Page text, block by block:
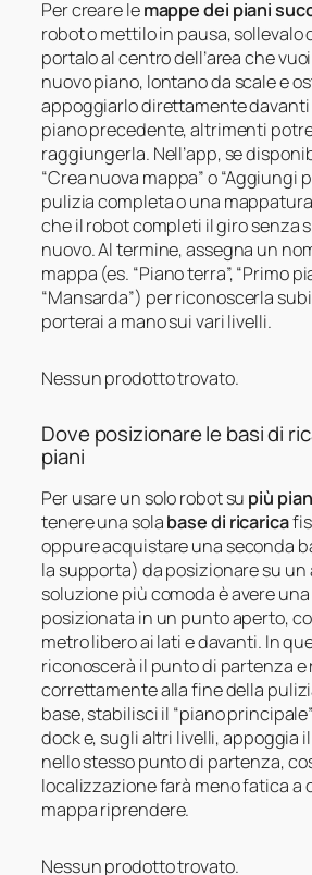
Per creare lemappe dei piani
robot o mettilo in pausa, sollevalo
portalo al centro dell’area che
nuovo piano, lontano da scale e
appoggiarlo direttamente davanti
piano precedente, altrimenti
raggiungerla. Nell’app, se
“Crea nuova mappa” o “Aggiungi
pulizia completa o una
che il robot completi il giro senza
nuovo. Al termine, assegna un
mappa (es. “Piano terra”, “Primo
“Mansarda”) per riconoscerla
porterai a mano sui vari livelli.
Nessun prodotto trovato.
Dove posizionare le basi di
piani
Per usare un solo robot su più
tenere una solabase di ricarica
oppure acquistare una seconda
la supporta) da posizionare su un
soluzione più comoda è avere
posizionata in un punto aperto,
metro libero ai lati e davanti. In
riconoscerà il punto di partenza
correttamente alla fine della
base, stabilisci il “piano
dock e, sugli altri livelli, appoggia
nello stesso punto di partenza,
localizzazione farà meno fatica a
mappa riprendere.
Nessun prodotto trovato.